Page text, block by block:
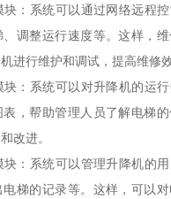
块：系统可以通过网络远程
调整运行速度等。这样，
进行维护和调试，提高维修效
：系统可以对升降机的运
，帮助管理人员了解电梯
改进。
块：系统可以管理升降机的
梯的记录等。这样，可以